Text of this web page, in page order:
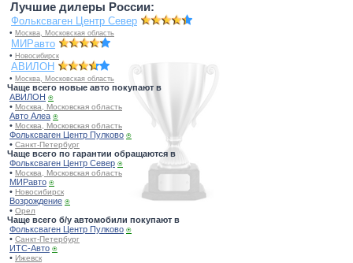
Лучшие дилеры России:
Фольксваген Центр Север
• Москва, Московская область
МИРавто
• Новосибирск
АВИЛОН
• Москва, Московская область
Чаще всего новые авто покупают в
АВИЛОН ⍟
• Москва, Московская область
Авто Алеа ⍟
• Москва, Московская область
Фольксваген Центр Пулково ⍟
• Санкт-Петербург
Чаще всего по гарантии обращаются в
Фольксваген Центр Север ⍟
• Москва, Московская область
МИРавто ⍟
• Новосибирск
Возрождение ⍟
• Орел
Чаще всего б/у автомобили покупают в
Фольксваген Центр Пулково ⍟
• Санкт-Петербург
ИТС-Авто ⍟
• Ижевск